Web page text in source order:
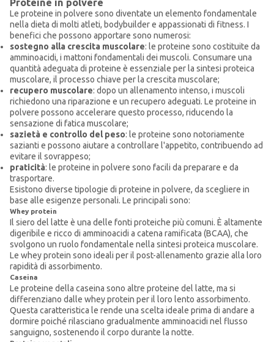
Proteine in polvere
Le proteine in polvere sono diventate un elemento fondamentale
nella dieta di molti atleti, bodybuilder e appassionati di fitness. I
benefici che possono apportare sono numerosi:
sostegno alla crescita muscolare: le proteine sono costituite da
amminoacidi, i mattoni fondamentali dei muscoli. Consumare una
quantità adeguata di proteine è essenziale per la sintesi proteica
muscolare, il processo chiave per la crescita muscolare;
recupero muscolare: dopo un allenamento intenso, i muscoli
richiedono una riparazione e un recupero adeguati. Le proteine in
polvere possono accelerare questo processo, riducendo la
sensazione di fatica muscolare;
sazietà e controllo del peso: le proteine sono notoriamente
sazianti e possono aiutare a controllare l'appetito, contribuendo ad
evitare il sovrappeso;
praticità: le proteine in polvere sono facili da preparare e da
trasportare.
Esistono diverse tipologie di proteine in polvere, da scegliere in
base alle esigenze personali. Le principali sono:
Whey protein
Il siero del latte è una delle fonti proteiche più comuni. È altamente
digeribile e ricco di amminoacidi a catena ramificata (BCAA), che
svolgono un ruolo fondamentale nella sintesi proteica muscolare.
Le whey protein sono ideali per il post-allenamento grazie alla loro
rapidità di assorbimento.
Caseina
Le proteine della caseina sono altre proteine del latte, ma si
differenziano dalle whey protein per il loro lento assorbimento.
Questa caratteristica le rende una scelta ideale prima di andare a
dormire poiché rilasciano gradualmente amminoacidi nel flusso
sanguigno, sostenendo il corpo durante la notte.